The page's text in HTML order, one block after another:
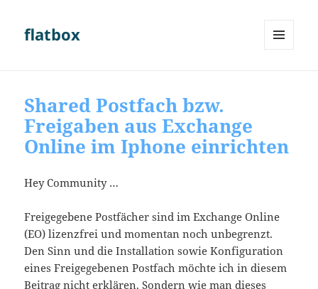
flatbox
Shared Postfach bzw.
Freigaben aus Exchange
Online im Iphone einrichten
Hey Community …
Freigegebene Postfächer sind im Exchange Online
(EO) lizenzfrei und momentan noch unbegrenzt.
Den Sinn und die Installation sowie Konfiguration
eines Freigegebenen Postfach möchte ich in diesem
Beitrag nicht erklären. Sondern wie man dieses